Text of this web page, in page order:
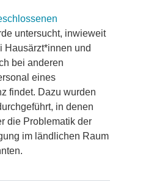
untersucht, inwieweit
Hausärzt*innen und
bei anderen
eines
findet. Dazu wurden
in denen
die Problematik der
im ländlichen Raum